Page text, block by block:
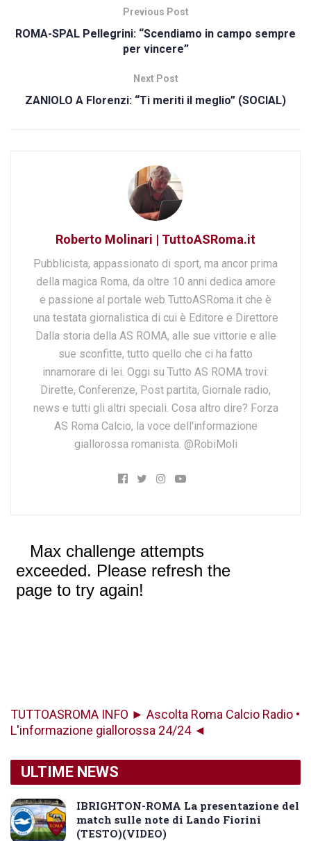
Previous Post
ROMA-SPAL Pellegrini: “Scendiamo in campo sempre
per vincere”
Next Post
ZANIOLO A Florenzi: “Ti meriti il meglio” (SOCIAL)
Roberto Molinari | TuttoASRoma.it
Pubblicista, appassionato di sport, ma ancor prima
della magica Roma, da oltre 10 anni dedica amore
e passione al portale web TuttoASRoma.it che è
una testata giornalistica di cui è Editore e Direttore
Dalla storia della AS ROMA, alle sue vittorie e alle
sue sconfitte, tutto quello che ci ha fatto
innamorare di lei. Oggi su Tutto AS ROMA trovi:
Dirette, Conferenze, Post partita, Giornale radio,
news e tutti gli altri speciali. Cosa altro dire? Forza
AS Roma Calcio, la voce dell'informazione
giallorossa romanista. @RobiMoli
TUTTOASROMA INFO ► Ascolta Roma Calcio Radio •
L'informazione giallorossa 24/24 ◄
ULTIME NEWS
IBRIGHTON-ROMA La presentazione del
match sulle note di Lando Fiorini
(TESTO)(VIDEO)